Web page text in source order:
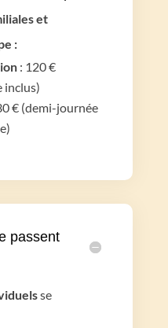
et
:
: 120 €
inclus)
€ (demi-journée
passent
se